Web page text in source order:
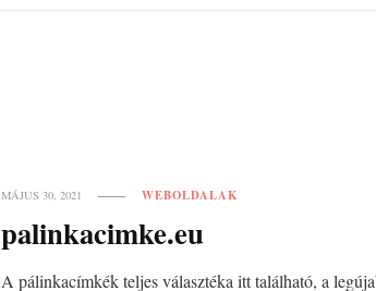
MÁJUS 30, 2021 WEBOLDALAK
palinkacimke.eu
A pálinkacímkék teljes választéka itt található, a